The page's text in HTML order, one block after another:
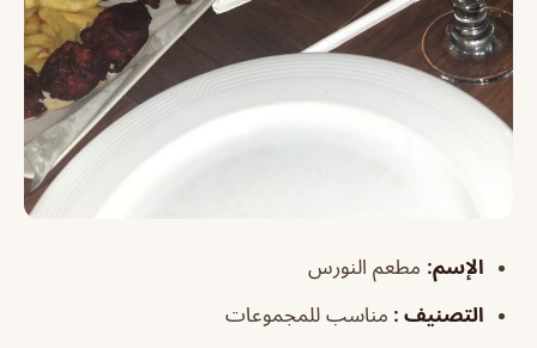
الإسم: مطعم النورس
التصنيف : مناسب للمجموعات